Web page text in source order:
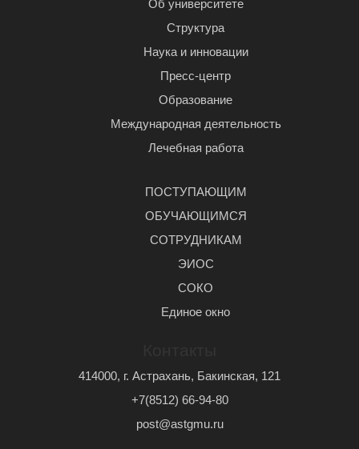
Об университете
Структура
Наука и инновации
Пресс-центр
Образование
Международная деятельность
Лечебная работа
ПОСТУПАЮЩИМ
ОБУЧАЮЩИМСЯ
СОТРУДНИКАМ
ЭИОС
СОКО
Единое окно
414000, г. Астрахань, Бакинская, 121
+7(8512) 66-94-80
post@astgmu.ru